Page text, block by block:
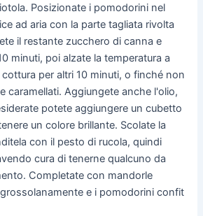
Posizionate i pomodorini nel
ad aria con la parte tagliata rivolta
il restante zucchero di canna e
minuti, poi alzate la temperatura a
per altri 10 minuti, o finché non
caramellati. Aggiungete anche l'olio,
potete aggiungere un cubetto
un colore brillante. Scolate la
con il pesto di rucola, quindi
cura di tenerne qualcuno da
Completate con mandorle
e i pomodorini confit